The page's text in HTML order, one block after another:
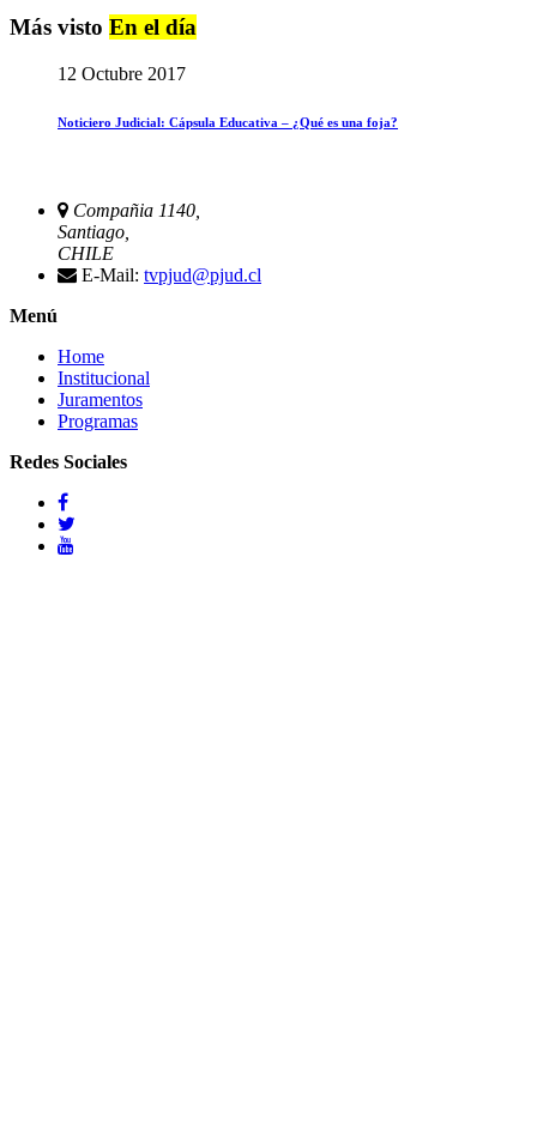
Más visto En el día
12 Octubre 2017
Noticiero Judicial: Cápsula Educativa – ¿Qué es una foja?
Compañia 1140,
Santiago,
CHILE
E-Mail: tvpjud@pjud.cl
Menú
Home
Institucional
Juramentos
Programas
Redes Sociales